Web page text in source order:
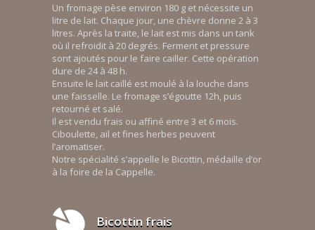
Un fromage pèse environ 180 g et nécessite un
litre de lait. Chaque jour, une chèvre donne 2 à 3
litres. Après la traite, le lait est mis dans un tank
où il refroidit à 20 degrés. Ferment et pressure
sont ajoutés pour le faire cailler. Cette opération
dure de 24 à 48 h.
Ensuite le lait caillé est moulé à la louche dans
une faisselle. Le fromage s’égoutte 12h, puis
retourné et salé.
Il est vendu frais ou affiné entre 3 et 6 mois.
Ciboulette, ail et fines herbes peuvent
l’aromatiser.
Notre spécialité s’appelle le Bicottin, médaille d’or
à la foire de la Cappelle.
Bicottin frais